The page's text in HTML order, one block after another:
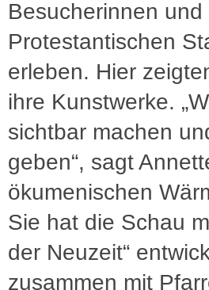
Besucherinnen
Protestantischen
erleben. Hier
ihre Kunstwerke.
sichtbar machen
geben“, sagt
ökumenischen
Sie hat die Schau
der Neuzeit“
zusammen mit